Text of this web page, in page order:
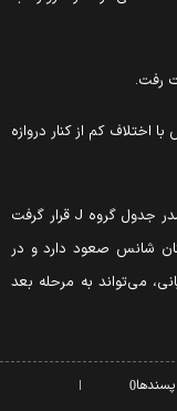
اختلاف کم از کنار دروازه
با این نتیجه، آرژانتین ۶ امتیازی شد و با اقتدار در صدر جدول گروه J قرار گرفت
شانس صعود دارد و در
می‌تواند به مرحله بعد
0